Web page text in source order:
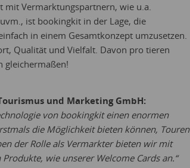
mit Vermarktungspartnern, wie u.a.
ist bookingkit in der Lage, die
in einem Gesamtkonzept umzusetzen.
Qualität und Vielfalt. Davon pro tieren
gleichermaßen!
und Marketing GmbH:
von bookingkit einen enormen
die Möglichkeit bieten können, Touren
der Rolle als Vermarkter bieten wir mit
wie unserer Welcome Cards an.“